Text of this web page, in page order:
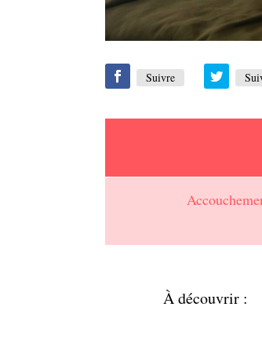
Suivre
À découvrir :